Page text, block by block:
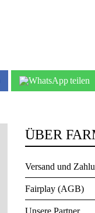
teilen
ÜBER
Versand und
Fairplay (AGB)